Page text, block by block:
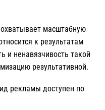
масштабную
к результатам
и ненавязчивость такой
результативной.
рекламы доступен по